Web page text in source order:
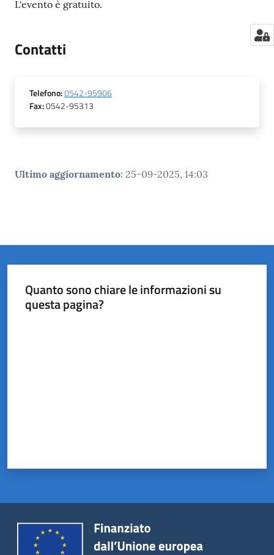
L'evento è gratuito.
Contatti
Telefono:0542-95906
Fax:0542-95313
Ultimo aggiornamento: 25-09-2025, 14:03
Quanto sono chiare le informazioni su
questa pagina?